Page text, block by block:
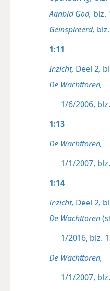
Aanbid God, blz.
Geïnspireerd,
1:11
Inzicht, Deel 2,
De Wachttoren,
1/6/2006,
1:13
De Wachttoren,
1/1/2007,
1:14
Inzicht, Deel 2,
De Wachttoren
1/2016, blz.
De Wachttoren,
1/1/2007,